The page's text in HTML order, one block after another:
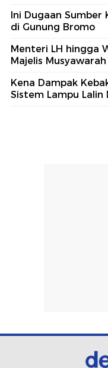
Ini Dugaan
di Gunung Bromo
Menteri LH hingga
Majelis
Kena Dampak
Sistem Lampu Lalin